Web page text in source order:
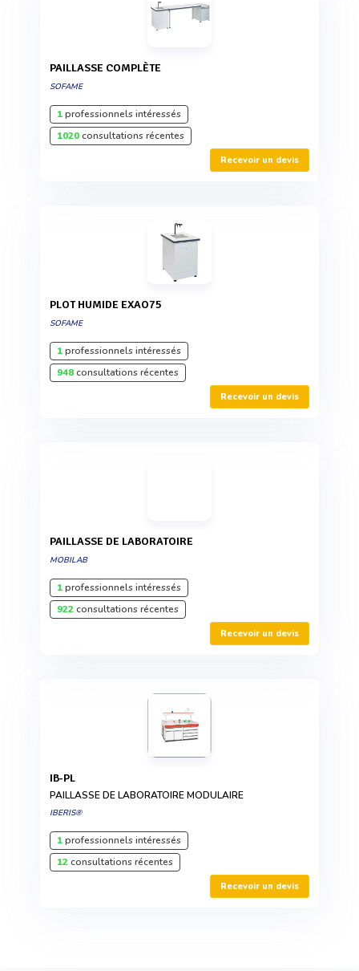
PAILLASSE COMPLÈTE
SOFAME
1professionnels intéressés
1020consultations récentes
Recevoir un devis
PLOT HUMIDE EXAO75
SOFAME
1professionnels intéressés
948consultations récentes
Recevoir un devis
PAILLASSE DE LABORATOIRE
MOBILAB
1professionnels intéressés
922consultations récentes
Recevoir un devis
IB-PL
PAILLASSE DE LABORATOIRE MODULAIRE
IBERIS®
1professionnels intéressés
12consultations récentes
Recevoir un devis